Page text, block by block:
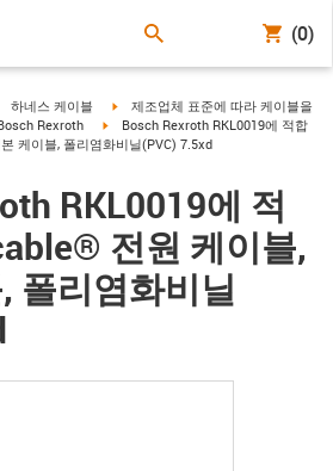
(0)
icon-arrow-right
하네스 케이블 igus-icon-arrow-right
제조업체 표준에 따라 케이블을
rightRexroth igus-icon-arrow-right
Bosch Rexroth RKL0019에 적합
케이블, 폴리염화비닐(PVC) 7.5xd
RKL0019에 적
전원 케이블,
폴리염화비닐